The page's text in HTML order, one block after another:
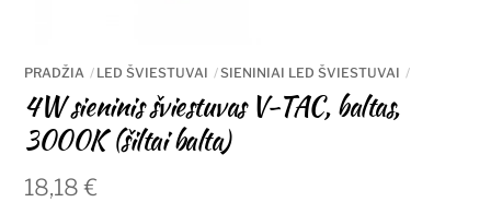
PRADŽIA LED ŠVIESTUVAI SIENINIAI LED ŠVIESTUVAI
4W sieninis šviestuvas V-TAC, baltas,
3000K (šiltai balta)
18,18€